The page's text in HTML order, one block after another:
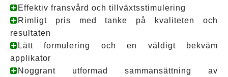
Effektiv fransvård och tillväxtsstimulering
Rimligt pris med tanke på kvaliteten och
resultaten
Lätt formulering och en väldigt bekväm
applikator
Noggrant utformad sammansättning av